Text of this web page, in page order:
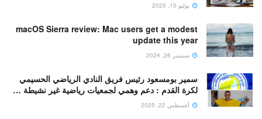
يوليو 10, 2025
macOS Sierra review: Mac users get a modest
update this year
سبتمبر 26, 2024
سمير بومسعود رئيس فريق النادي الرياضي الحسيمي
لكرة القدم : دعم وهمي لجمعيات رياضية غير نشيطة …
أغسطس 22, 2025